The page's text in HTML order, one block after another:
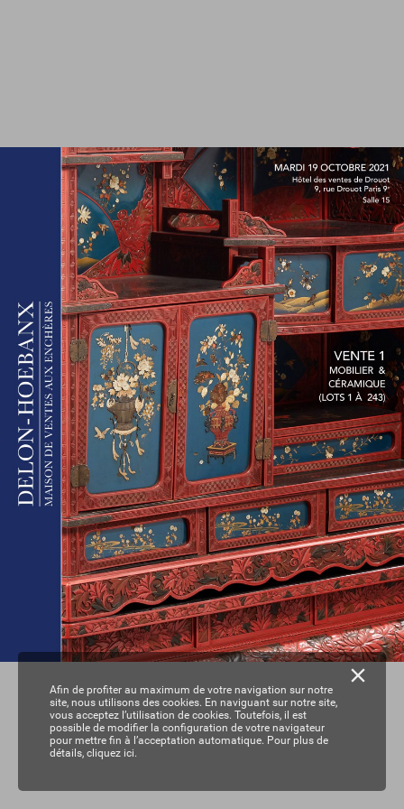
Afin de profiter au maximum de votre navigation sur notre
site, nous utilisons des cookies. En naviguant sur notre site,
vous acceptez l’utilisation de cookies. Toutefois, il est
possible de modifier la configuration de votre navigateur
pour mettre fin à l’acceptation automatique. Pour plus de
détails, cliquez ici.